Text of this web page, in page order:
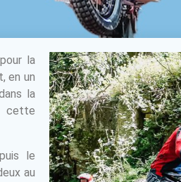
la
en un
la
cette
le
au